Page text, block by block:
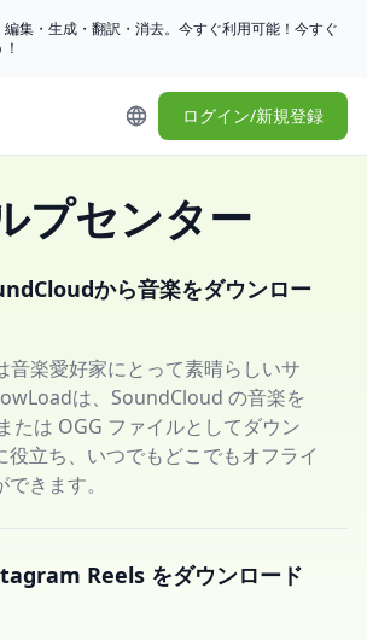
集・生成・翻訳・消去。今すぐ利用可能！今すぐ
ログイン/新規登録
プセンター
から音楽をダウンロー
音楽愛好家にとって素晴らしいサ
は、SoundCloud の音楽を
たは OGG ファイルとしてダウン
役立ち、いつでもどこでもオフライ
きます。
Reels をダウンロード